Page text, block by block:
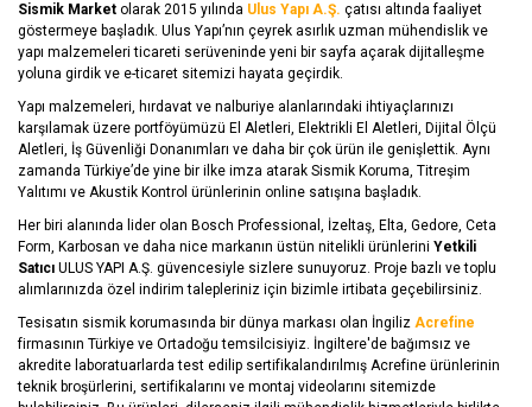
Sismik Market olarak 2015 yılında Ulus Yapı A.Ş. çatısı altında faaliyet
göstermeye başladık. Ulus Yapı’nın çeyrek asırlık uzman mühendislik ve
yapı malzemeleri ticareti serüveninde yeni bir sayfa açarak dijitalleşme
yoluna girdik ve e-ticaret sitemizi hayata geçirdik.
Yapı malzemeleri, hırdavat ve nalburiye alanlarındaki ihtiyaçlarınızı
karşılamak üzere portföyümüzü El Aletleri, Elektrikli El Aletleri, Dijital Ölçü
Aletleri, İş Güvenliği Donanımları ve daha bir çok ürün ile genişlettik. Aynı
zamanda Türkiye’de yine bir ilke imza atarak Sismik Koruma, Titreşim
Yalıtımı ve Akustik Kontrol ürünlerinin online satışına başladık.
Her biri alanında lider olan Bosch Professional, İzeltaş, Elta, Gedore, Ceta
Form, Karbosan ve daha nice markanın üstün nitelikli ürünlerini Yetkili
Satıcı ULUS YAPI A.Ş. güvencesiyle sizlere sunuyoruz. Proje bazlı ve toplu
alımlarınızda özel indirim talepleriniz için bizimle irtibata geçebilirsiniz.
Tesisatın sismik korumasında bir dünya markası olan İngiliz Acrefine
firmasının Türkiye ve Ortadoğu temsilcisiyiz. İngiltere'de bağımsız ve
akredite laboratuarlarda test edilip sertifikalandırılmış Acrefine ürünlerinin
teknik broşürlerini, sertifikalarını ve montaj videolarını sitemizde